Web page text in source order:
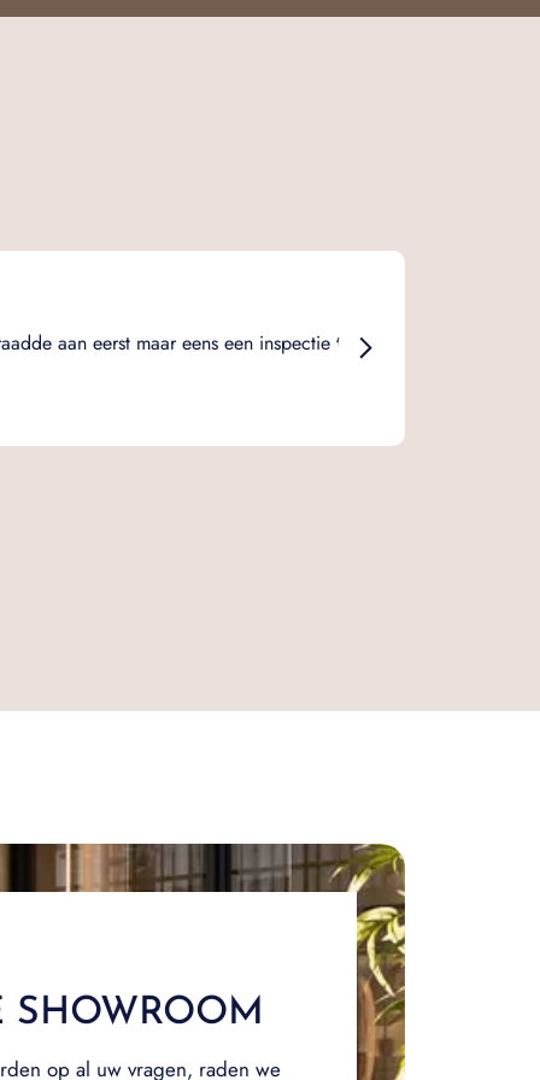
aan eerst maar eens een inspectie te
op al uw vragen, raden we